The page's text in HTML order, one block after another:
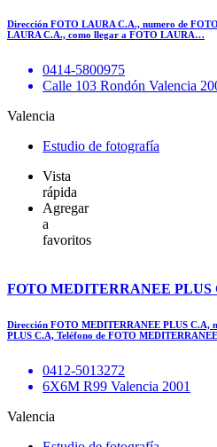
Dirección FOTO LAURA C.A., numero de
LAURA C.A., como llegar a FOTO LAURA…
0414-5800975
Calle 103 Rondón Valencia
Valencia
Estudio de fotografía
Vista
rápida
Agregar
a
favoritos
FOTO MEDITERRANEE PLUS
Dirección FOTO MEDITERRANEE PLUS C.A,
PLUS C.A, Teléfono de FOTO
0412-5013272
6X6M R99 Valencia 2001
Valencia